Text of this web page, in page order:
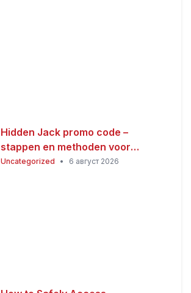
Hidden Jack promo code –
stappen en methoden voor
Nederlandse spelers
Uncategorized • 6 август 2026